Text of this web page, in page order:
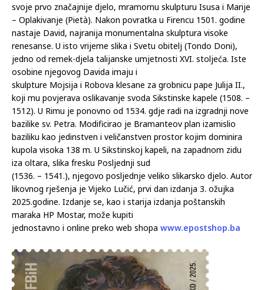
svoje prvo značajnije djelo, mramornu skulpturu Isusa i Marije
– Oplakivanje (Pietà). Nakon povratka u Firencu 1501. godine
nastaje David, najranija monumentalna skulptura visoke
renesanse. U isto vrijeme slika i Svetu obitelj (Tondo Doni),
jedno od remek-djela talijanske umjetnosti XVI. stoljeća. Iste
osobine njegovog Davida imaju i
skulpture Mojsija i Robova klesane za grobnicu pape Julija II.,
koji mu povjerava oslikavanje svoda Sikstinske kapele (1508. –
1512). U Rimu je ponovno od 1534. gdje radi na izgradnji nove
bazilike sv. Petra. Modificirao je Bramanteov plan izamislio
baziliku kao jedinstven i veličanstven prostor kojim dominira
kupola visoka 138 m. U Sikstinskoj kapeli, na zapadnom zidu
iza oltara, slika fresku Posljednji sud
(1536. – 1541.), njegovo posljednje veliko slikarsko djelo. Autor
likovnog rješenja je Vijeko Lučić, prvi dan izdanja 3. ožujka
2025.godine. Izdanje se, kao i starija izdanja poštanskih
maraka HP Mostar, može kupiti
jednostavno i online preko web shopa www.epostshop.ba